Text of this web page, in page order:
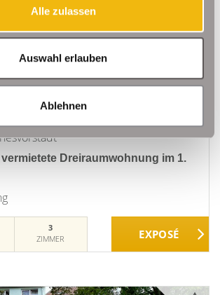
Alle zulassen
Auswahl erlauben
Ablehnen
Dreiraumwohnung im 1.
3
ZIMMER